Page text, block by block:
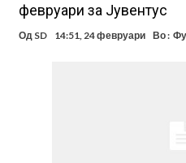
Јувентус го сака Рајндерс,
ПСЖ и Ливерпул имаат
февруари за Јувентус
Од SD 14:51, 24 февруари Во :